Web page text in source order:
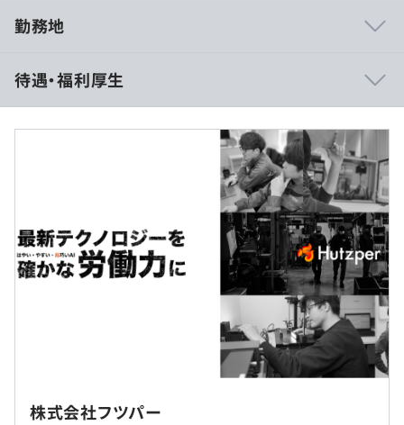
https://hutzper.com/product/
外観検査＆品質管理AI『メキキバイト』
人員配置最適化AI『スキルパズル』
受託開発サービス『カスタムHutzper AI』
◇開発環境についてのWEBエンジニアインタビュー
「新機能の計画から実装まで、全工程を1人で担当！プロ
ダクト開発担当が語る、フツパーならではの開発環境のお
もしろさ」
https://hutzper.com/recruit_post/yuki_yamamoto/
◇AIエンジニア責任者✕C#エンジニア対談
「AIなのにC#！？スマートファクトリーを目指すフツパ
ーのモダンな開発環境と性能を追及する楽しさ」
https://hutzper.com/recruit_post/aiengineer_software/
勤務地
待遇・福利厚生
これまでのご経験年数やキャリアイメージを加味して、年
・固定残業代30時間分（6.6～16万円）/月込み
・超過分支給
・月給35.7～85.7万円
・副業可（一部例外あり）
（※想定年収は年収提示額を保証するものではありません）
株式会社フツパー